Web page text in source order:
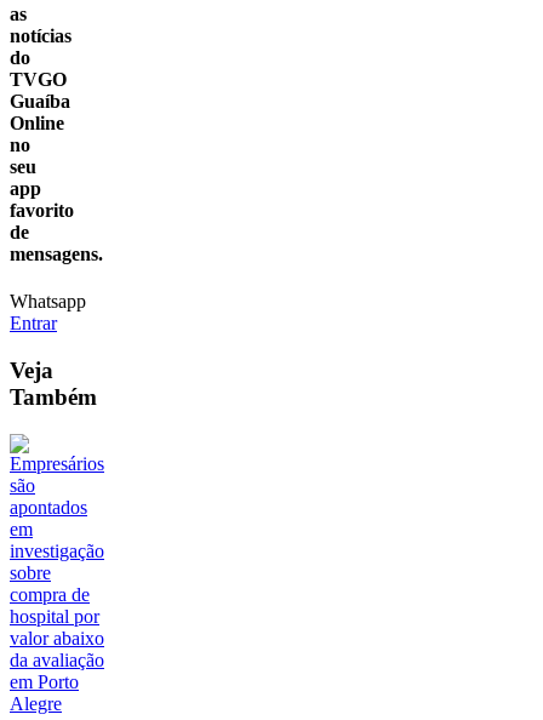
as
notícias
do
TVGO
Guaíba
Online
no
seu
app
favorito
de
mensagens.
Whatsapp
Entrar
Veja
Também